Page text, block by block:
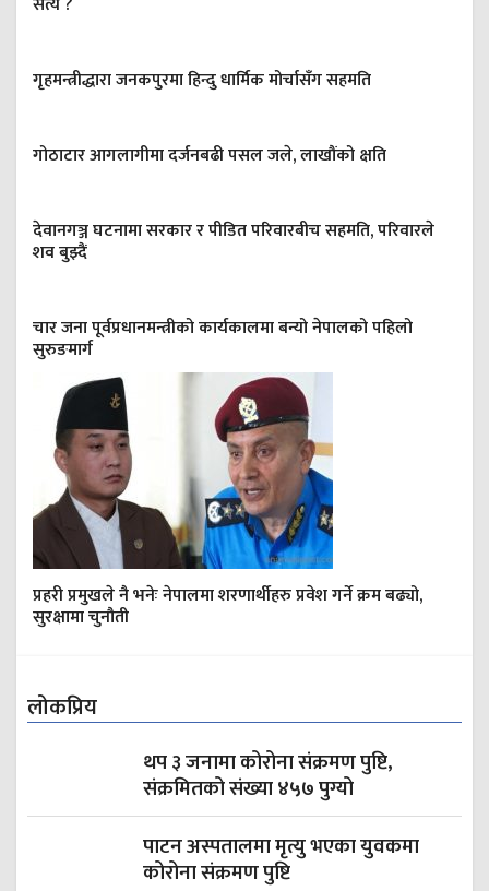
गृहमन्त्रीद्धारा जनकपुरमा हिन्दु धार्मिक मोर्चासँग सहमति
गोठाटार आगलागीमा दर्जनबढी पसल जले, लाखौंको क्षति
देवानगञ्ज घटनामा सरकार र पीडित परिवारबीच सहमति, परिवारले
शव बुझ्दैं
चार जना पूर्वप्रधानमन्त्रीको कार्यकालमा बन्यो नेपालको पहिलो
सुरुङमार्ग
प्रहरी प्रमुखले नै भनेः नेपालमा शरणार्थीहरु प्रवेश गर्ने क्रम बढ्यो,
सुरक्षामा चुनौती
लोकप्रिय
थप ३ जनामा कोरोना संक्रमण पुष्टि,
संक्रमितको संख्या ४५७ पुग्यो
पाटन अस्पतालमा मृत्यु भएका युवकमा
कोरोना संक्रमण पुष्टि